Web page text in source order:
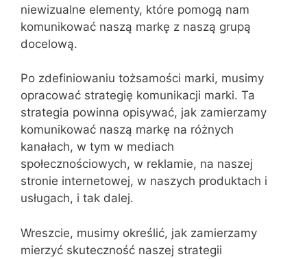
niewizualne elementy, które pomogą nam
komunikować naszą markę z naszą grupą
docelową.
Po zdefiniowaniu tożsamości marki, musimy
opracować strategię komunikacji marki. Ta
strategia powinna opisywać, jak zamierzamy
komunikować naszą markę na różnych
kanałach, w tym w mediach
społecznościowych, w reklamie, na naszej
stronie internetowej, w naszych produktach i
usługach, i tak dalej.
Wreszcie, musimy określić, jak zamierzamy
mierzyć skuteczność naszej strategii